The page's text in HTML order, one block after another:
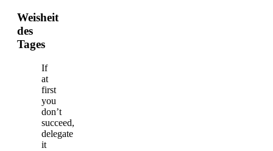
Weisheit
des
Tages
If
at
first
you
don’t
succeed,
delegate
it